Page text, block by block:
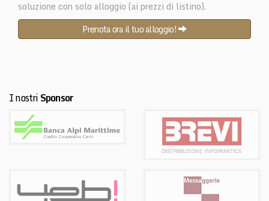
soluzione con solo alloggio (ai prezzi di listino).
Prenota ora il tuo alloggio!
I nostriSponsor